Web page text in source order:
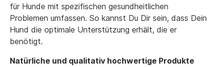
für Hunde mit spezifischen gesundheitlichen
Problemen umfassen. So kannst Du Dir sein, dass Dein
Hund die optimale Unterstützung erhält, die er
benötigt.
Natürliche und qualitativ hochwertige Produkte